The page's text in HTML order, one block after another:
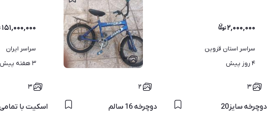
۳
۲,۰۰۰,۰۰۰
سراسر استان قزوین
۴ روز پیش
۱۵۱,۰۰۰,۰۰۰
سراسر ایران
۳ هفته پیش
۳
دوچرخه سایز20
۲
دوچرخه 16 سالم
۳
اسکیت با تمامی